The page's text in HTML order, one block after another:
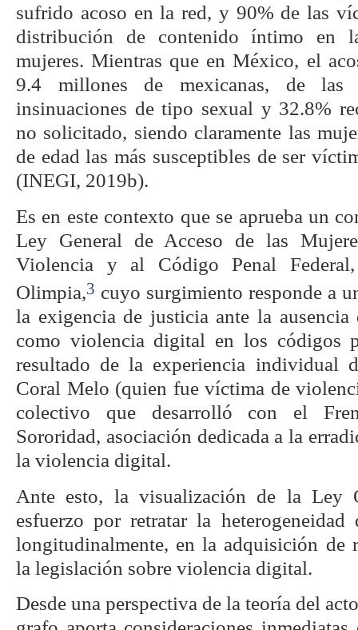
sufrido acoso en la red, y 90% de las
distribución de contenido íntimo en
mujeres. Mientras que en México, el
9.4 millones de mexicanas, de las
insinuaciones de tipo sexual y 32.8%
no solicitado, siendo claramente las
de edad las más susceptibles de ser
(INEGI, 2019b).
Es en este contexto que se aprueba un
Ley General de Acceso de las
Violencia y al Código Penal
Olimpia,3 cuyo surgimiento responde a
la exigencia de justicia ante la
como violencia digital en los códigos
resultado de la experiencia individual
Coral Melo (quien fue víctima de
colectivo que desarrolló con el
Sororidad, asociación dedicada a la
la violencia digital.
Ante esto, la visualización de la Ley
esfuerzo por retratar la heterogeneidad
longitudinalmente, en la adquisición de
la legislación sobre violencia digital.
Desde una perspectiva de la teoría del